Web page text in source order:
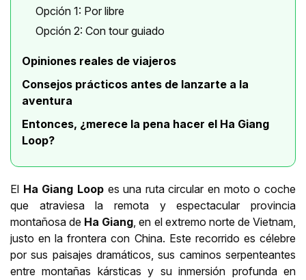
Opción 1: Por libre
Opción 2: Con tour guiado
Opiniones reales de viajeros
Consejos prácticos antes de lanzarte a la
aventura
Entonces, ¿merece la pena hacer el Ha Giang
Loop?
El Ha Giang Loopes una ruta circular en moto o coche
que atraviesa la remota y espectacular provincia
montañosa de Ha Giang, en el extremo norte de Vietnam,
justo en la frontera con China. Este recorrido es célebre
por sus paisajes dramáticos, sus caminos serpenteantes
entre montañas kársticas y su inmersión profunda en